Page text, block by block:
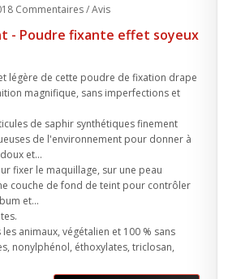
Commentaires / Avis
- Poudre fixante effet soyeux
légère de cette poudre de fixation drape
magnifique, sans imperfections et
de saphir synthétiques finement
de l'environnement pour donner à
et...
fixer le maquillage, sur une peau
couche de fond de teint pour contrôler
et...
les animaux, végétalien et 100 % sans
nonylphénol, éthoxylates, triclosan,